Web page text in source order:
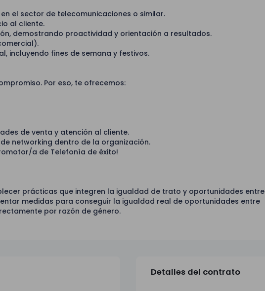
el sector de telecomunicaciones o similar.
al cliente.
demostrando proactividad y orientación a resultados.
incluyendo fines de semana y festivos.
Por eso, te ofrecemos:
de venta y atención al cliente.
networking dentro de la organización.
a de Telefonía de éxito!
prácticas que integren la igualdad de trato y oportunidades entre
medidas para conseguir la igualdad real de oportunidades entre
por razón de género.
Detalles del contrato